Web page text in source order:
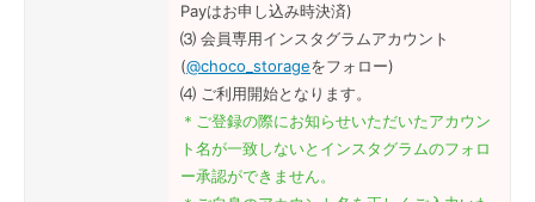
Payはお申し込み時決済)
⑶ 会員専用インスタグラムアカウント
(@choco_storageをフォロー)
⑷ ご利用開始となります。
＊ご登録の際にお知らせいただいたアカウン
ト名が一致しないとインスタグラムのフォロ
ー承認ができません。